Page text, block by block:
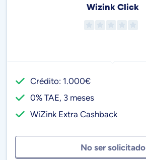
Wizink Click
Crédito: 1.000€
0% TAE, 3 meses
WiZink Extra Cashback
No ser solicitado